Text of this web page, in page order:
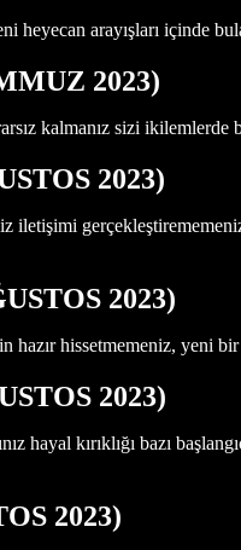
heyecan arayışları içinde
2023)
kalmanız sizi ikilemlerde
2023)
iletişimi
2023)
hissetmemeniz, yeni
2023)
hayal kırıklığı bazı
2023)